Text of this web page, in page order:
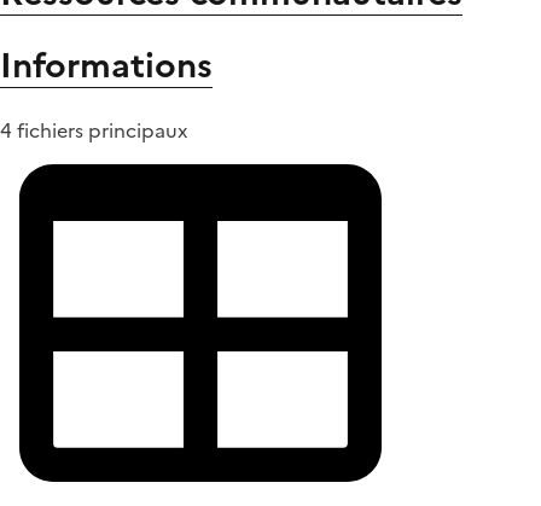
Informations
4 fichiers principaux